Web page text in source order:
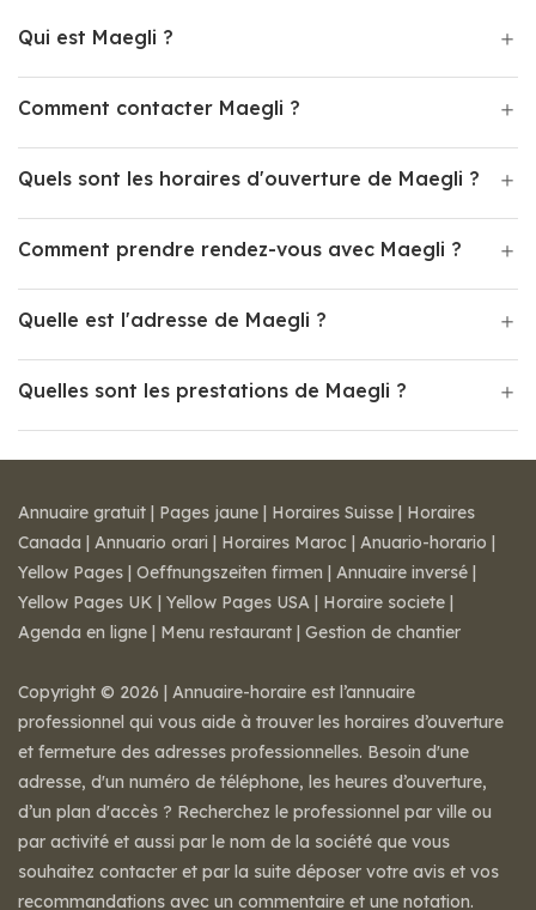
Qui est Maegli ?
Comment contacter Maegli ?
Quels sont les horaires d'ouverture de Maegli ?
Comment prendre rendez-vous avec Maegli ?
Quelle est l'adresse de Maegli ?
Quelles sont les prestations de Maegli ?
Annuaire gratuit | Pages jaune | Horaires Suisse | Horaires
Canada | Annuario orari | Horaires Maroc | Anuario-horario |
Yellow Pages | Oeffnungszeiten firmen | Annuaire inversé |
Yellow Pages UK | Yellow Pages USA | Horaire societe |
Agenda en ligne | Menu restaurant | Gestion de chantier
Copyright © 2026 | Annuaire-horaire est l’annuaire
professionnel qui vous aide à trouver les horaires d’ouverture
et fermeture des adresses professionnelles. Besoin d'une
adresse, d'un numéro de téléphone, les heures d’ouverture,
d’un plan d'accès ? Recherchez le professionnel par ville ou
par activité et aussi par le nom de la société que vous
souhaitez contacter et par la suite déposer votre avis et vos
recommandations avec un commentaire et une notation.